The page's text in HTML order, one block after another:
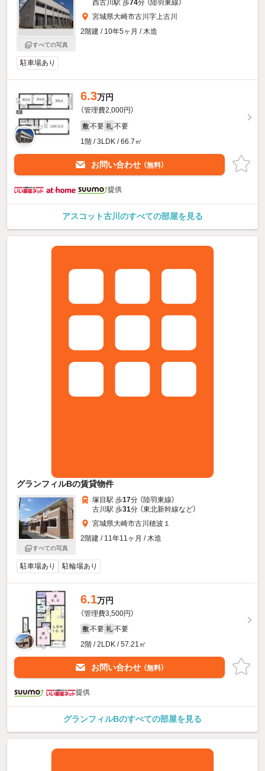
すべての写真
西古川駅 歩74分 （陸羽東線）
宮城県大崎市古川字上古川
2階建 / 10年5ヶ月 / 木造
駐車場あり
6.3万円
（管理費2,000円）
敷 不要 礼 不要
1階 / 3LDK / 66.7㎡
お問い合わせ （無料）
提供
アスコット古川のすべての部屋を見る
グランフィルBの賃貸物件
すべての写真
塚目駅 歩17分 （陸羽東線）
古川駅 歩31分 （東北新幹線など）
宮城県大崎市古川穂波１
2階建 / 11年11ヶ月 / 木造
駐車場あり 駐輪場あり
6.1万円
（管理費3,500円）
敷 不要 礼 不要
2階 / 2LDK / 57.21㎡
お問い合わせ （無料）
提供
グランフィルBのすべての部屋を見る